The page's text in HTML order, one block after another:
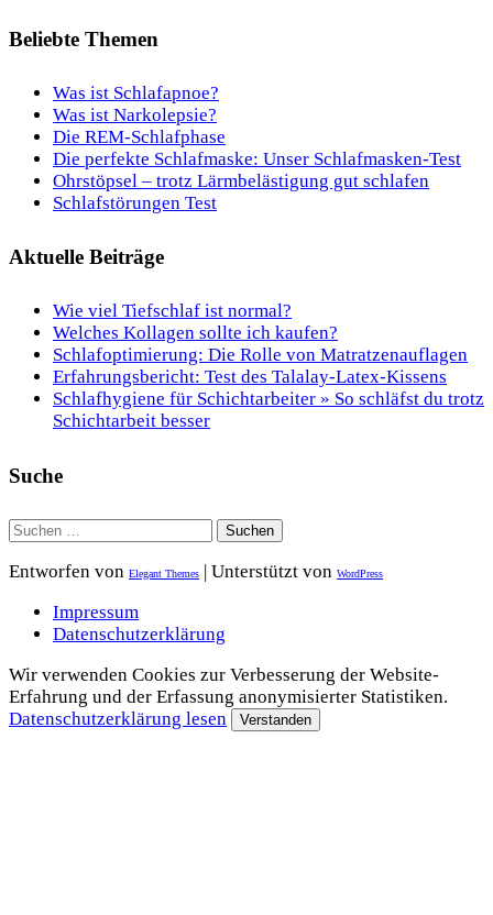
Beliebte Themen
Was ist Schlafapnoe?
Was ist Narkolepsie?
Die REM-Schlafphase
Die perfekte Schlafmaske: Unser Schlafmasken-Test
Ohrstöpsel – trotz Lärmbelästigung gut schlafen
Schlafstörungen Test
Aktuelle Beiträge
Wie viel Tiefschlaf ist normal?
Welches Kollagen sollte ich kaufen?
Schlafoptimierung: Die Rolle von Matratzenauflagen
Erfahrungsbericht: Test des Talalay-Latex-Kissens
Schlafhygiene für Schichtarbeiter » So schläfst du trotz
Schichtarbeit besser
Suche
Suchen
Entworfen von Elegant Themes | Unterstützt von WordPress
Impressum
Datenschutzerklärung
Wir verwenden Cookies zur Verbesserung der Website-
Erfahrung und der Erfassung anonymisierter Statistiken.
Datenschutzerklärung lesen
Verstanden